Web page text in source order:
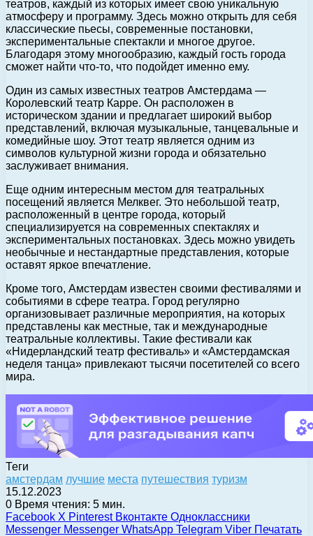
театров, каждый из которых имеет свою уникальную
атмосферу и программу. Здесь можно открыть для себя
классические пьесы, современные постановки,
экспериментальные спектакли и многое другое.
Благодаря этому многообразию, каждый гость города
сможет найти что-то, что подойдет именно ему.
Один из самых известных театров Амстердама —
Королевский театр Карре. Он расположен в
историческом здании и предлагает широкий выбор
представлений, включая музыкальные, танцевальные и
комедийные шоу. Этот театр является одним из
символов культурной жизни города и обязательно
заслуживает внимания.
Еще одним интересным местом для театральных
посещений является Мелквег. Это небольшой театр,
расположенный в центре города, который
специализируется на современных спектаклях и
экспериментальных постановках. Здесь можно увидеть
необычные и нестандартные представления, которые
оставят яркое впечатление.
Кроме того, Амстердам известен своими фестивалями и
событиями в сфере театра. Город регулярно
организовывает различные мероприятия, на которых
представлены как местные, так и международные
театральные коллективы. Такие фестивали как
«Нидерландский театр фестиваль» и «Амстердамская
неделя танца» привлекают тысячи посетителей со всего
мира.
Теги
амстердам лучшие места путешествия туризм
15.12.2023
0 Время чтения: 5 мин.
Facebook X Pinterest Вконтакте Одноклассники
Messenger Messenger WhatsApp Telegram Viber Печатать